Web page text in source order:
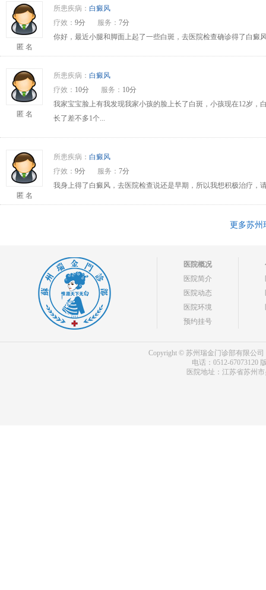
匿 名
所患疾病： 白癜风
疗效： 9分 服务： 7分
你好，最近小腿和脚面上起了一些白斑，去医院检查确诊得了白
匿 名
所患疾病： 白癜风
疗效： 10分 服务： 10分
我家宝宝脸上有我发现我家小孩的脸上长了白斑，小孩现在12岁
长了差不多1个...
匿 名
所患疾病： 白癜风
疗效： 9分 服务： 7分
我身上得了白癜风，去医院检查说还是早期，所以我想积极治疗，
更多苏州
医院概况
医院简介
医院动态
医院环境
预约挂号
Copyright © 苏州瑞金门诊部有限公司
电话：0512-67073120
医院地址：江苏省苏州